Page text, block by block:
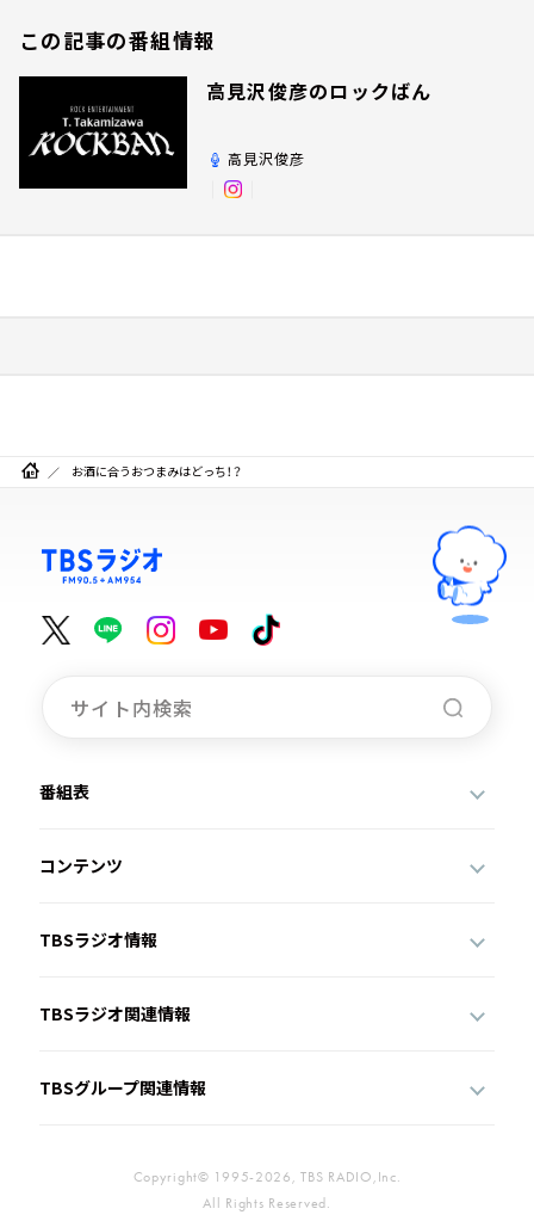
この記事の番組情報
高見沢俊彦のロックばん
高見沢俊彦
お酒に合うおつまみはどっち！？
番組表
コンテンツ
TBSラジオ情報
TBSラジオ関連情報
TBSグループ関連情報
Copyright© 1995-2026, TBS RADIO,Inc.
All Rights Reserved.